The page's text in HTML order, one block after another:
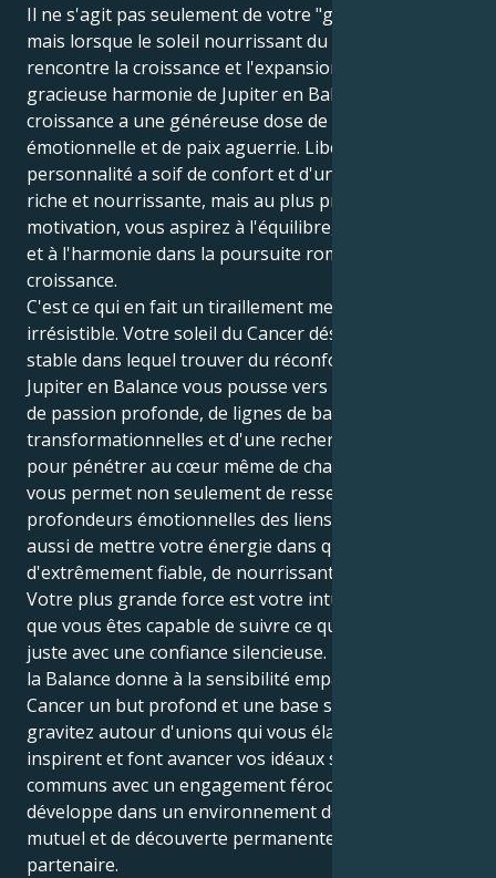
Il ne s'agit pas seulement de votre "grand" quotidien,
mais lorsque le soleil nourrissant du Cancer
rencontre la croissance et l'expansion dans la
gracieuse harmonie de Jupiter en Balance, votre
croissance a une généreuse dose de diplomatie
émotionnelle et de paix aguerrie. Libérateur Votre
personnalité a soif de confort et d'une connexion
riche et nourrissante, mais au plus profond de votre
motivation, vous aspirez à l'équilibre, au partenariat
et à l'harmonie dans la poursuite romantique de la
croissance.
C'est ce qui en fait un tiraillement merveilleux et
irrésistible. Votre soleil du Cancer désire un nid
stable dans lequel trouver du réconfort. Mais votre
Jupiter en Balance vous pousse vers une vie remplie
de passion profonde, de lignes de base
transformationnelles et d'une recherche sans fin
pour pénétrer au cœur même de chaque chose. Cela
vous permet non seulement de ressentir les
profondeurs émotionnelles des liens humains, mais
aussi de mettre votre énergie dans quelque chose
d'extrêmement fiable, de nourrissant et de loyal.
Votre plus grande force est votre intuition, et le fait
que vous êtes capable de suivre ce qui vous semble
juste avec une confiance silencieuse. La motivation de
la Balance donne à la sensibilité empathique du
Cancer un but profond et une base solide. Vous
gravitez autour d'unions qui vous élargissent, vous
inspirent et font avancer vos idéaux spirituels
communs avec un engagement féroce. Votre âme se
développe dans un environnement de respect
mutuel et de découverte permanente de votre
partenaire.